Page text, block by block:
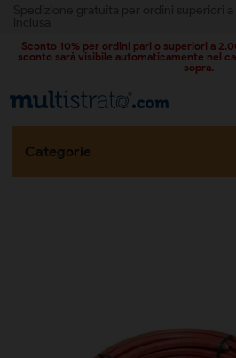
Sconto 10% per ordini pari o superiori a
sconto sarà visibile automaticamente nel
sopra.
Categorie